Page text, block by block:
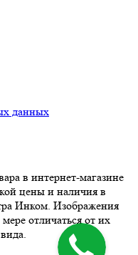
данных
в интернет-магазине
цены и наличия в
Инком. Изображения
отличаться от их